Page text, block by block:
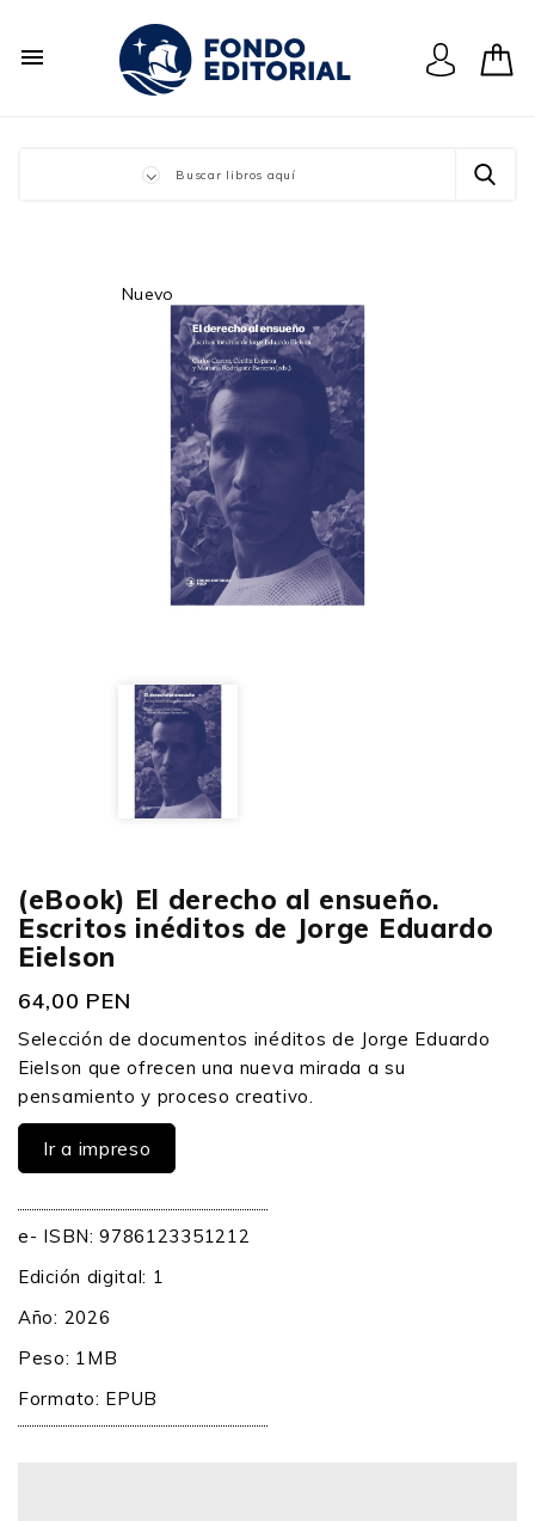

Nuevo
(eBook) El derecho al ensueño.
Escritos inéditos de Jorge Eduardo
Eielson
64,00 PEN
Selección de documentos inéditos de Jorge Eduardo
Eielson que ofrecen una nueva mirada a su
pensamiento y proceso creativo.
Ir a impreso
e- ISBN: 9786123351212
Edición digital: 1
Año: 2026
Peso: 1MB
Formato: EPUB